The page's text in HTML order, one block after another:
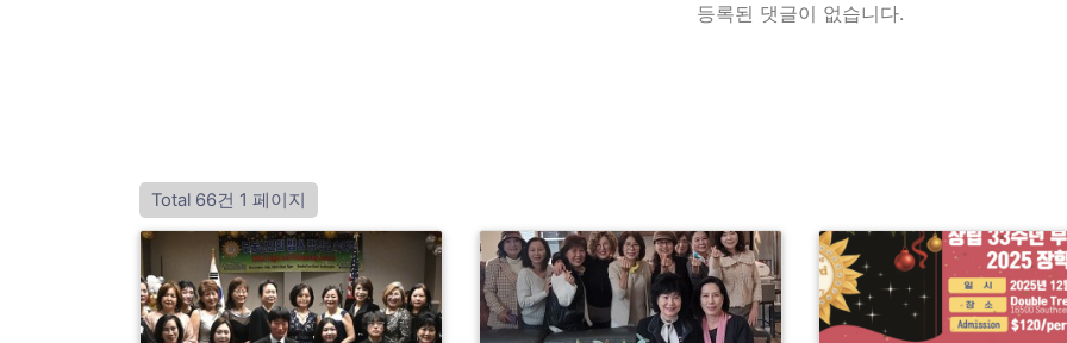
등록된 댓글이 없습니다.
Total 66건 1 페이지